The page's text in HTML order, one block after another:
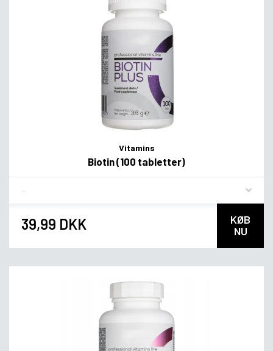
Vitamins
Biotin (100 tabletter)
39,99 DKK
KØB
NU